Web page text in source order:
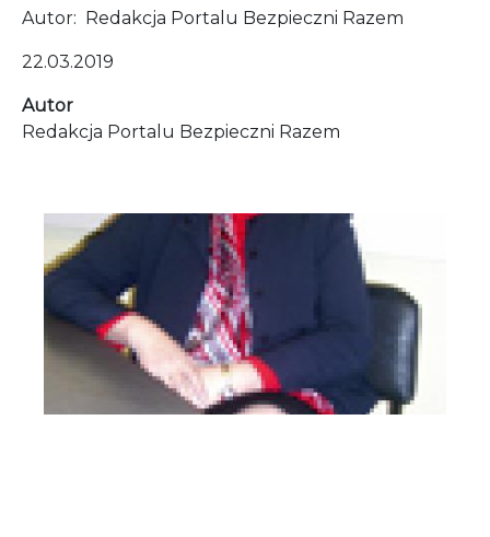
Autor: Redakcja Portalu Bezpieczni Razem
22.03.2019
Autor
Redakcja Portalu Bezpieczni Razem